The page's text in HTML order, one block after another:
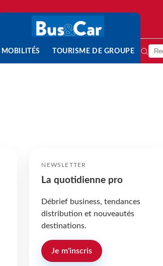
MOBILITÉS TOURISME DE GROUPE
NEWSLETTER
La quotidienne pro
Débrief business, tendances
distribution et nouveautés
destinations.
Je m'inscris